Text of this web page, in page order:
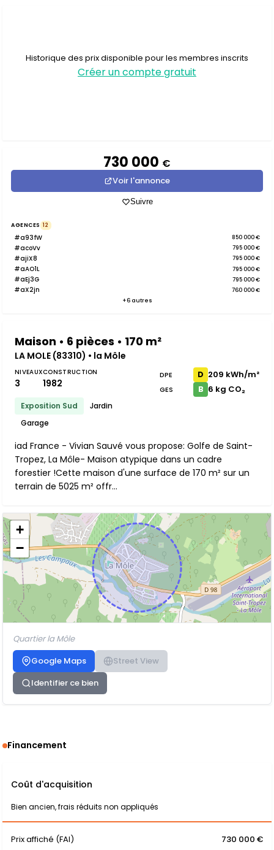
Historique des prix disponible pour les membres inscrits
Créer un compte gratuit
730 000 €
Voir l'annonce
Suivre
AGENCES 12
#a93fW 850 000 €
#acoVv 795 000 €
#ajiX8 795 000 €
#aAO1L 795 000 €
#aEj3G 795 000 €
#aX2jn
760 000 €
+6 autres
Maison • 6 pièces • 170 m²
LA MOLE (83310) • la Môle
NIVEAUX
3
CONSTRUCTION
1982
Exposition Sud
Jardin
Garage
DPE D 209 kWh/m²
GES B 6 kg CO₂
iad France - Vivian Sauvé vous propose: Golfe de Saint-
Tropez, La Môle- Maison atypique dans un cadre
forestier !Cette maison d'une surface de 170 m² sur un
terrain de 5025 m² offr...
+
−
Quartier la Môle
Google Maps
Street View
Identifier ce bien
Financement
Coût d'acquisition
Bien ancien, frais réduits non appliqués
Prix affiché (FAI) 730 000 €